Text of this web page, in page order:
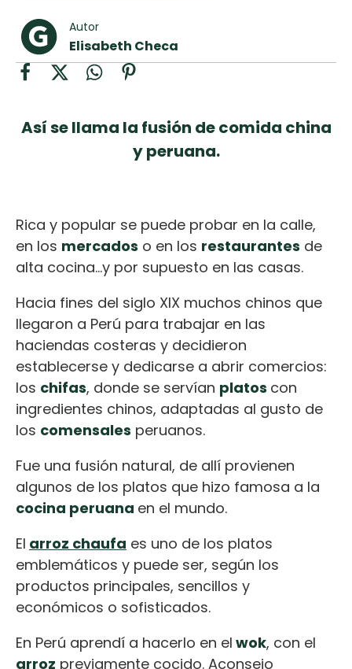
Chocolate
Key Lime Pie
Autor
Elisabeth Checa
Así se llama la fusión de comida china
y peruana.
Rica y popular se puede probar en la calle,
en los mercados o en los restaurantes de
alta cocina…y por supuesto en las casas.
Hacia fines del siglo XIX muchos chinos que
llegaron a Perú para trabajar en las
haciendas costeras y decidieron
establecerse y dedicarse a abrir comercios:
los chifas, donde se servían platos con
ingredientes chinos, adaptadas al gusto de
los comensales peruanos.
Fue una fusión natural, de allí provienen
algunos de los platos que hizo famosa a la
cocina peruana en el mundo.
El arroz chaufa es uno de los platos
emblemáticos y puede ser, según los
productos principales, sencillos y
económicos o sofisticados.
En Perú aprendí a hacerlo en el wok, con el
arroz previamente cocido. Aconsejo